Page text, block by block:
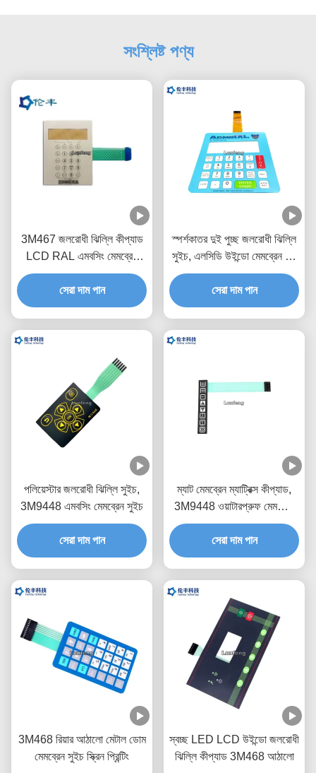
সংশ্লিষ্ট পণ্য
3M467 জলরোধী ঝিল্লি কীপ্যাড
LCD RAL এমবসিং মেমব্রেন
সুইচ
সেরা দাম পান
স্পর্শকাতর দুই পুচ্ছ জলরোধী ঝিল্লি
সুইচ, এলসিডি উইন্ডো মেমব্রেন টাচ
সুইচ
সেরা দাম পান
পলিয়েস্টার জলরোধী ঝিল্লি সুইচ,
3M9448 এমবসিং মেমব্রেন সুইচ
সেরা দাম পান
ম্যাট মেমব্রেন ম্যাট্রিক্স কীপ্যাড,
3M9448 ওয়াটারপ্রুফ মেমব্রেন
কীপ্যাড
সেরা দাম পান
3M468 রিয়ার আঠালো মেটাল ডোম
মেমব্রেন সুইচ স্ক্রিন প্রিন্টিং
স্বচ্ছ LED LCD উইন্ডো জলরোধী
ঝিল্লি কীপ্যাড 3M468 আঠালো